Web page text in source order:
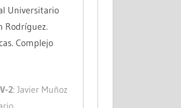
Universitario
Rodríguez.
Complejo
2: Javier Muñoz